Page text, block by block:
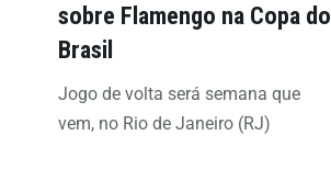
sobre Flamengo na Copa do
Brasil
Jogo de volta será semana que
vem, no Rio de Janeiro (RJ)